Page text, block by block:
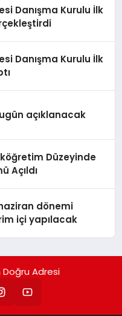
Danışma Kurulu İlk
Danışma Kurulu İlk
açıklanacak
Düzeyinde
Açıldı
dönemi
içi yapılacak
Adresi